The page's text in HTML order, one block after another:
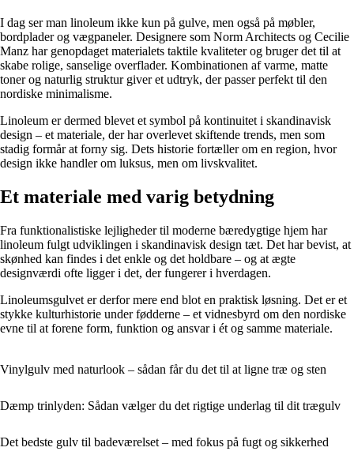
I dag ser man linoleum ikke kun på gulve, men også på møbler,
bordplader og vægpaneler. Designere som Norm Architects og Cecilie
Manz har genopdaget materialets taktile kvaliteter og bruger det til at
skabe rolige, sanselige overflader. Kombinationen af varme, matte
toner og naturlig struktur giver et udtryk, der passer perfekt til den
nordiske minimalisme.
Linoleum er dermed blevet et symbol på kontinuitet i skandinavisk
design – et materiale, der har overlevet skiftende trends, men som
stadig formår at forny sig. Dets historie fortæller om en region, hvor
design ikke handler om luksus, men om livskvalitet.
Et materiale med varig betydning
Fra funktionalistiske lejligheder til moderne bæredygtige hjem har
linoleum fulgt udviklingen i skandinavisk design tæt. Det har bevist, at
skønhed kan findes i det enkle og det holdbare – og at ægte
designværdi ofte ligger i det, der fungerer i hverdagen.
Linoleumsgulvet er derfor mere end blot en praktisk løsning. Det er et
stykke kulturhistorie under fødderne – et vidnesbyrd om den nordiske
evne til at forene form, funktion og ansvar i ét og samme materiale.
Vinylgulv med naturlook – sådan får du det til at ligne træ og sten
Dæmp trinlyden: Sådan vælger du det rigtige underlag til dit trægulv
Det bedste gulv til badeværelset – med fokus på fugt og sikkerhed